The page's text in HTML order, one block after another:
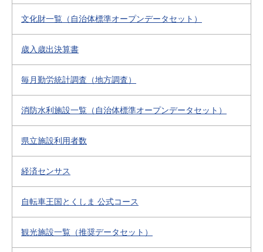
文化財一覧（自治体標準オープンデータセット）
歳入歳出決算書
毎月勤労統計調査（地方調査）
消防水利施設一覧（自治体標準オープンデータセット）
県立施設利用者数
経済センサス
自転車王国とくしま 公式コース
観光施設一覧（推奨データセット）